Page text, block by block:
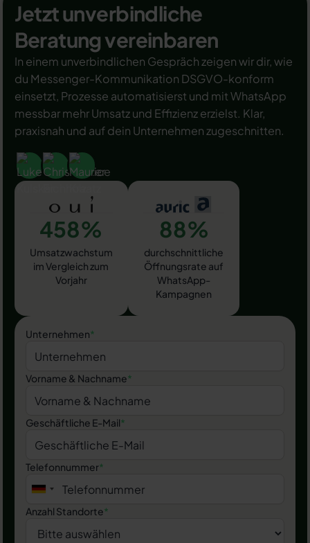
Jetzt unverbindliche
Beratung vereinbaren
In einem unverbindlichen Gespräch zeigen wir dir, wie
du Messenger-Kommunikation DSGVO-konform
einsetzt, Prozesse automatisierst und mit WhatsApp
messbar mehr Umsatz und Effizienz erzielst. Klar,
praxisnah und auf dein Unternehmen zugeschnitten.
458%
Umsatzwachstum
im Vergleich zum
Vorjahr
88%
durchschnittliche
Öffnungsrate auf
WhatsApp-
Kampagnen
Unternehmen*
Vorname & Nachname*
Geschäftliche E-Mail*
Telefonnummer*
Anzahl Standorte*